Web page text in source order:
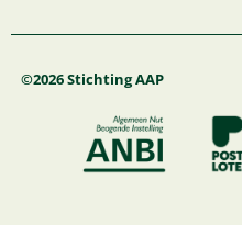
o
k
g
a
m
b
©2026 Stichting AAP